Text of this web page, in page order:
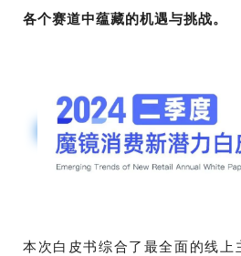
各个赛道中蕴藏的机遇与挑战。
本次白皮书综合了最全面的线上